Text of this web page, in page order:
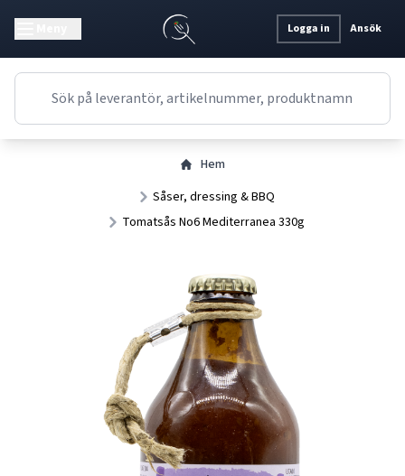
Logga in Ansök
Hem
Såser, dressing & BBQ
Tomatsås No6 Mediterranea 330g